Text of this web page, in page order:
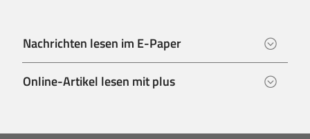
Nachrichten lesen im E-Paper
Online-Artikel lesen mit plus